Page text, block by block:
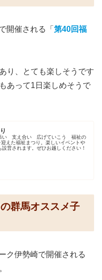
開催される「 第40回福
り、とても楽しそうです
あって1日楽しめそうで
添い 支え合い 広げていこう 福祉の
えた福祉まつり。楽しいイベントや
営されます。ぜひお越しください！
群馬オススメ子
ク伊勢崎で開催される